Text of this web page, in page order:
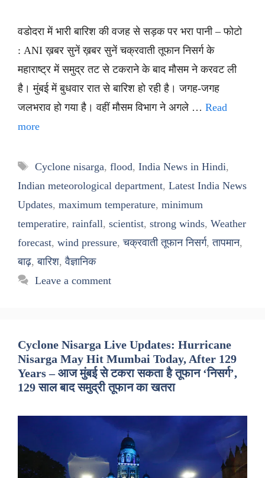
वडोदरा में भारी बारिश की वजह से सड़क पर भरा पानी – फोटो
: ANI ख़बर सुनें ख़बर सुनें चक्रवाती तूफान निसर्ग के
महाराष्ट्र में समुद्र तट से टकराने के बाद मौसम ने करवट ली
है। मुंबई में बुधवार रात से बारिश हो रही है। जगह-जगह
जलभराव हो गया है। वहीं मौसम विभाग ने अगले … Read
more
Tags
Cyclone nisarga, flood, India News in Hindi,
Indian meteorological department, Latest India News
Updates, maximum temperature, minimum
temperatire, rainfall, scientist, strong winds, Weather
forecast, wind pressure,चक्रवाती तूफान निसर्ग,तापमान,
बाढ़,बारिश,वैज्ञानिक
Leave a comment
Cyclone Nisarga Live Updates: Hurricane
Nisarga May Hit Mumbai Today, After 129
Years – आज मुंबई से टकरा सकता है तूफान ‘निसर्ग’,
129 साल बाद समुद्री तूफान का खतरा